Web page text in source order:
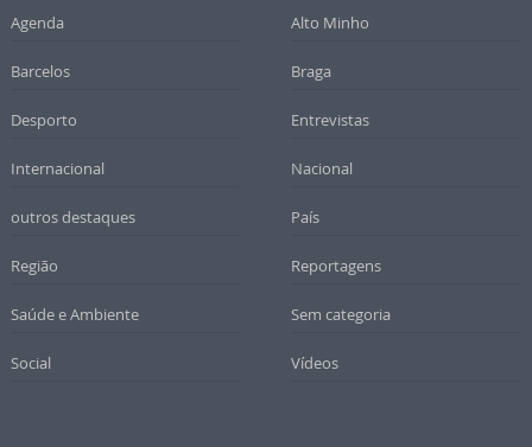
Agenda Alto Minho
Barcelos Braga
Desporto Entrevistas
Internacional Nacional
outros destaques País
Região Reportagens
Saúde e Ambiente Sem categoria
Social Vídeos